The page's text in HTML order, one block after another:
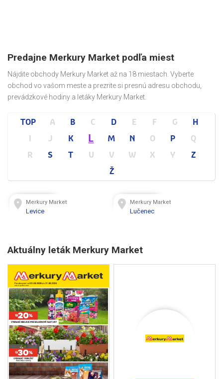
Predajne Merkury Market podľa miest
Nájdite obchody Merkury Market až na 18 miestach. Vyberte
obchod vo vašom meste a prezrite si presnú adresu obchodu,
prevádzkové hodiny a letáky Merkury Market.
TOP A B C D E F G
H
I
J K L M N O P
Q
R
S T U V W X Y
Z
Ž
Merkury Market
Levice
Merkury Market
Lučenec
Aktuálny leták Merkury Market